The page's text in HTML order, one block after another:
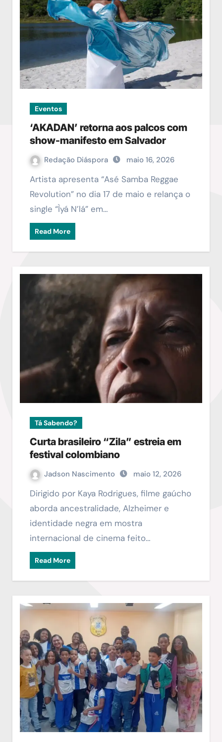
Eventos
‘AKADAN’ retorna aos palcos com
show-manifesto em Salvador
Redação Diáspora maio 16, 2026
Artista apresenta “Asé Samba Reggae
Revolution” no dia 17 de maio e relança o
single “Ìyá N’lá” em…
Read More
Tá Sabendo?
Curta brasileiro “Zila” estreia em
festival colombiano
Jadson Nascimento maio 12, 2026
Dirigido por Kaya Rodrigues, filme gaúcho
aborda ancestralidade, Alzheimer e
identidade negra em mostra
internacional de cinema feito…
Read More